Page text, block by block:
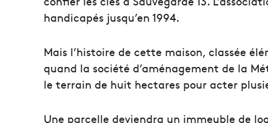
handicapés jusqu’en 1994.
Mais l’histoire de cette maison, classée
quand la société d’aménagement de la
le terrain de huit hectares pour acter
Une parcelle deviendra un immeuble de